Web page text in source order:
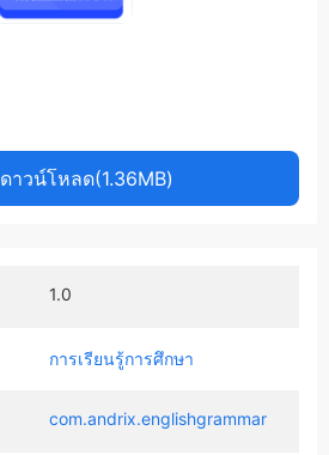
ดาวน์โหลด(1.36MB)
1.0
การเรียนรู้การศึกษา
com.andrix.englishgrammar